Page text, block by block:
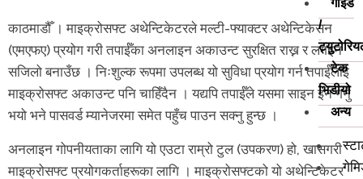
गाइड
/
टेक
भिडीयो
अन्य
काठमाडौँ । माइक्रोसफ्ट अथेन्टिकेटरले मल्टी-फ्याक्टर अथेन्टिकेसन
(एमएफए) प्रयोग गरी तपाईँका अनलाइन अकाउन्ट सुरक्षित राख्न र लगइन
सजिलो बनाउँछ । निःशुल्क रूपमा उपलब्ध यो सुविधा प्रयोग गर्न तपाईँलाई
माइक्रोसफ्ट अकाउन्ट पनि चाहिँदैन । यद्यपि तपाईँले यसमा साइन इन गर्नु
भयो भने पासवर्ड म्यानेजरमा समेत पहुँच पाउन सक्नु हुन्छ ।
अनलाइन गोपनीयताका लागि यो एउटा राम्रो टुल (उपकरण) हो, खासगरी
माइक्रोसफ्ट प्रयोगकर्ताहरूका लागि । माइक्रोसफ्टको यो अथेन्टिकेटर